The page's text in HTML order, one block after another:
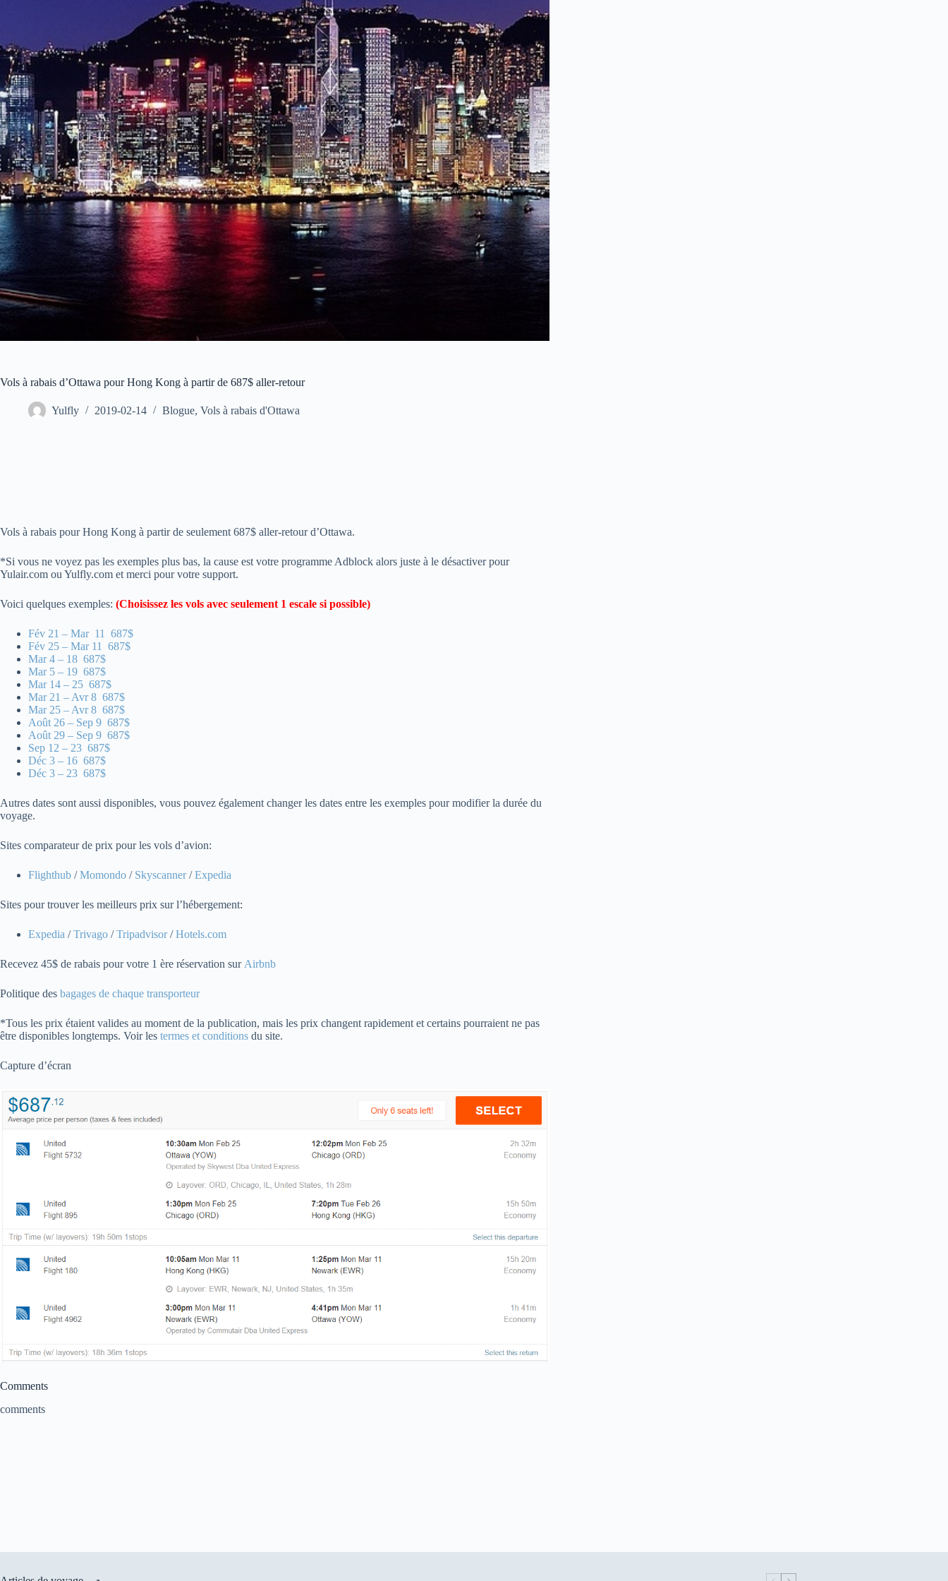
Vols à rabais d’Ottawa pour Hong Kong à partir de 687$ aller-retour
Yulfly 2019-02-14 Blogue, Vols à rabais d'Ottawa
Vols à rabais pour Hong Kong à partir de seulement 687$ aller-retour d’Ottawa.
*Si vous ne voyez pas les exemples plus bas, la cause est votre programme Adblock alors juste à le désactiver pour
Yulair.com ou Yulfly.com et merci pour votre support.
Voici quelques exemples: (Choisissez les vols avec seulement 1 escale si possible)
Fév 21 – Mar 11 687$
Fév 25 – Mar 11 687$
Mar 4 – 18 687$
Mar 5 – 19 687$
Mar 14 – 25 687$
Mar 21 – Avr 8 687$
Mar 25 – Avr 8 687$
Août 26 – Sep 9 687$
Août 29 – Sep 9 687$
Sep 12 – 23 687$
Déc 3 – 16 687$
Déc 3 – 23 687$
Autres dates sont aussi disponibles, vous pouvez également changer les dates entre les exemples pour modifier la durée du
voyage.
Sites comparateur de prix pour les vols d’avion:
Flighthub /Momondo / Skyscanner/Expedia
Sites pour trouver les meilleurs prix sur l’hébergement:
Expedia /Trivago /Tripadvisor/Hotels.com
Recevez 45$ de rabais pour votre 1 ère réservation sur Airbnb
Politique des bagages de chaque transporteur
*Tous les prix étaient valides au moment de la publication, mais les prix changent rapidement et certains pourraient ne pas
être disponibles longtemps. Voir les termes et conditions du site.
Capture d’écran
Comments
comments